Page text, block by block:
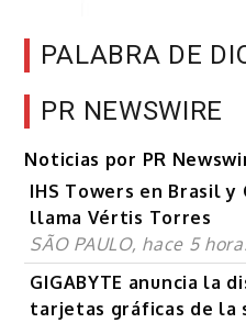
PALABRA DE
PR NEWSWIRE
Noticias por PR
IHS Towers en Brasil y
llama Vértis Torres
SÃO PAULO, hace 5
GIGABYTE anuncia la
tarjetas gráficas de la